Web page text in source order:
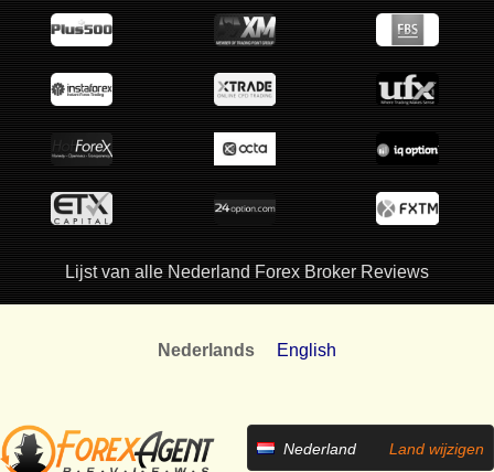
Lijst van alle Nederland Forex Broker Reviews
Nederlands English
Nederland Land wijzigen